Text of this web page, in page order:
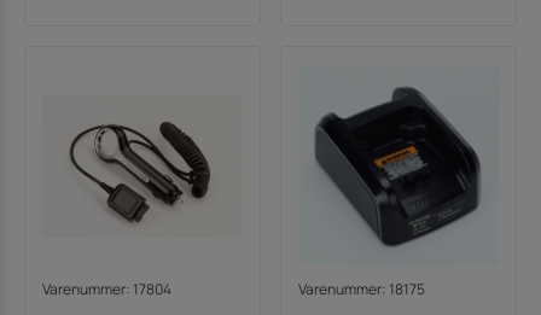
Varenummer: 17804
Varenummer: 18175